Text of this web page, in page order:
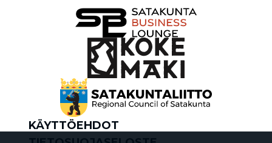
KÄYTTÖEHDOT